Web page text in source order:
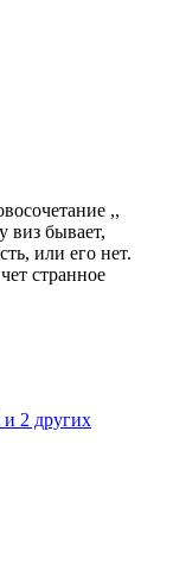
,,
виз бывает,
или его нет.
странное
и 2 других